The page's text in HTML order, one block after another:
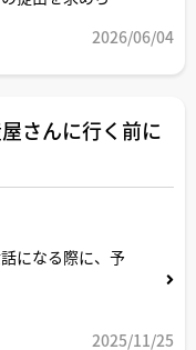
2026/06/04
さんに行く前に
になる際に、予
じの方がいいで2025/11/25